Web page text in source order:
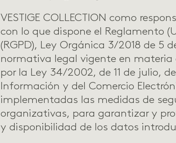
VESTIGE COLLECTION como
con lo que dispone el Reglamento
(RGPD), Ley Orgánica 3/2018 de 5
normativa legal vigente en materia
por la Ley 34/2002, de 11 de julio,
Información y del Comercio
implementadas las medidas de
organizativas, para garantizar y
y disponibilidad de los datos